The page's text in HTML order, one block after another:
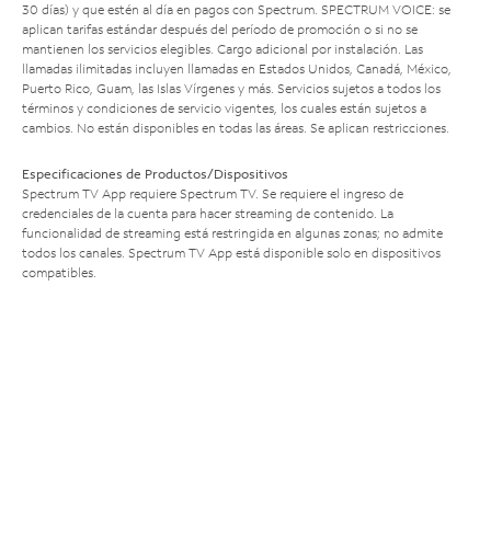
30 días) y que estén al día en pagos con Spectrum. SPECTRUM VOICE: se
aplican tarifas estándar después del período de promoción o si no se
mantienen los servicios elegibles. Cargo adicional por instalación. Las
llamadas ilimitadas incluyen llamadas en Estados Unidos, Canadá, México,
Puerto Rico, Guam, las Islas Vírgenes y más. Servicios sujetos a todos los
términos y condiciones de servicio vigentes, los cuales están sujetos a
cambios. No están disponibles en todas las áreas. Se aplican restricciones.
Especificaciones de Productos/Dispositivos
Spectrum TV App requiere Spectrum TV. Se requiere el ingreso de
credenciales de la cuenta para hacer streaming de contenido. La
funcionalidad de streaming está restringida en algunas zonas; no admite
todos los canales. Spectrum TV App está disponible solo en dispositivos
compatibles.